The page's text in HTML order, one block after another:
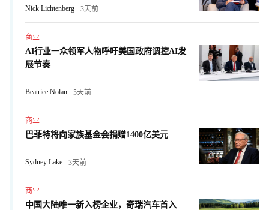
Nick Lichtenberg 3天前
商业
AI行业一众领军人物呼吁美国政府调控AI发
展节奏
Beatrice Nolan 5天前
商业
巴菲特将向家族基金会捐赠1400亿美元
Sydney Lake 3天前
商业
中国大陆唯一新入榜企业，奇瑞汽车首入